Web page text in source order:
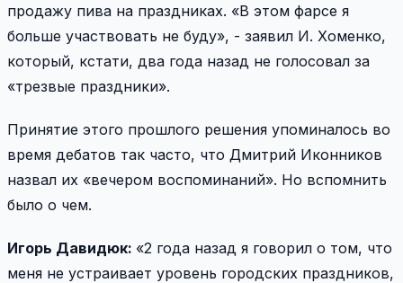
продажу пива на праздниках. «В этом фарсе я
больше участвовать не буду», - заявил И. Хоменко,
который, кстати, два года назад не голосовал за
«трезвые праздники».
Принятие этого прошлого решения упоминалось во
время дебатов так часто, что Дмитрий Иконников
назвал их «вечером воспоминаний». Но вспомнить
было о чем.
Игорь Давидюк: «2 года назад я говорил о том, что
меня не устраивает уровень городских праздников,